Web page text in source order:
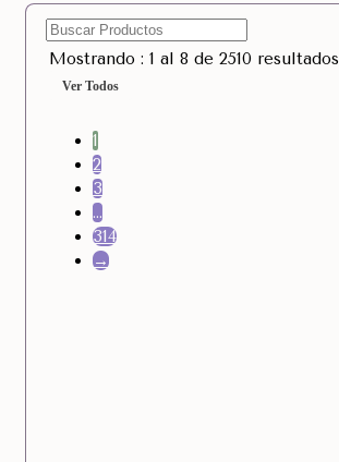
Mostrando : 1 al 8 de 2510 resultados
Ver Todos
1
2
3
…
314
→